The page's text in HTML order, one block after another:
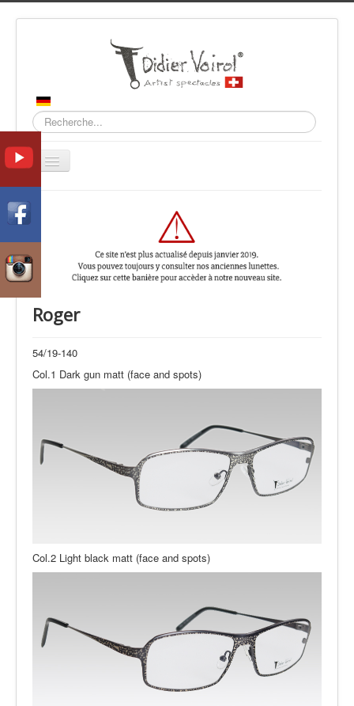
Recherche
Basculer
la
Roger
54/19-140
Col.1 Dark gun matt (face and spots)
Col.2 Light black matt (face and spots)